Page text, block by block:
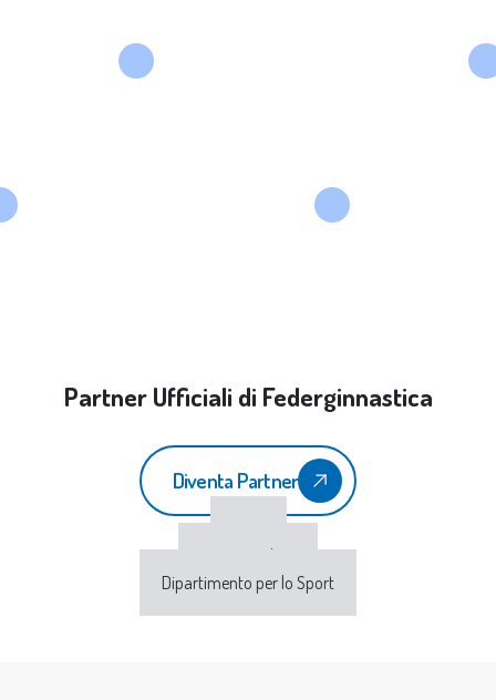
Partner Ufficiali di Federginnastica
Diventa Partner
Sport e Salute
Dipartimento per lo Sport